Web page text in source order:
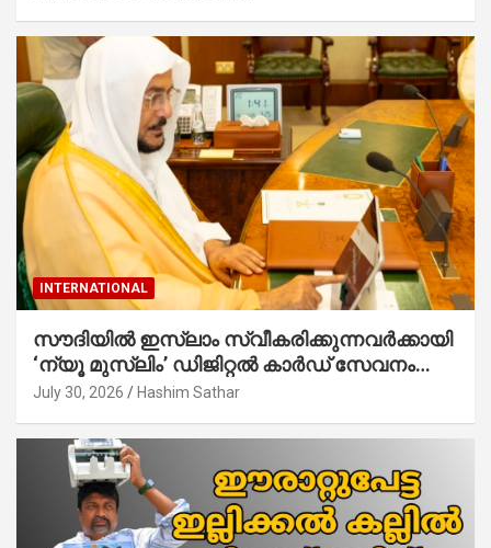
INTERNATIONAL
സൗദിയില്‍ ഇസ്‌ലാം സ്വീകരിക്കുന്നവര്‍ക്കായി
‘ന്യൂ മുസ്ലിം’ ഡിജിറ്റല്‍ കാര്‍ഡ് സേവനം
ആരംഭിച്ചു
July 30, 2026 Hashim Sathar